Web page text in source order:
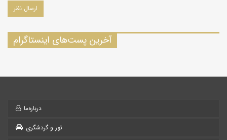
آخرین پست‌های اینستاگرام
درباره‌ما
تور و گردشگری